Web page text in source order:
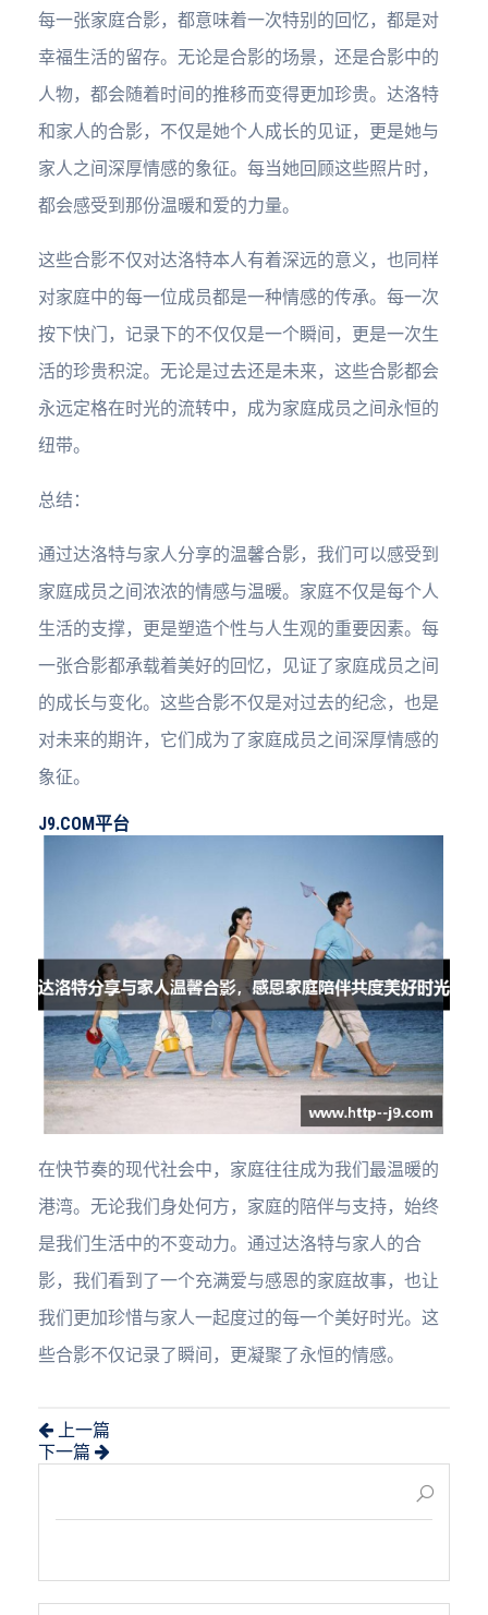
每一张家庭合影，都意味着一次特别的回忆，都是对
幸福生活的留存。无论是合影的场景，还是合影中的
人物，都会随着时间的推移而变得更加珍贵。达洛特
和家人的合影，不仅是她个人成长的见证，更是她与
家人之间深厚情感的象征。每当她回顾这些照片时，
都会感受到那份温暖和爱的力量。
这些合影不仅对达洛特本人有着深远的意义，也同样
对家庭中的每一位成员都是一种情感的传承。每一次
按下快门，记录下的不仅仅是一个瞬间，更是一次生
活的珍贵积淀。无论是过去还是未来，这些合影都会
永远定格在时光的流转中，成为家庭成员之间永恒的
纽带。
总结：
通过达洛特与家人分享的温馨合影，我们可以感受到
家庭成员之间浓浓的情感与温暖。家庭不仅是每个人
生活的支撑，更是塑造个性与人生观的重要因素。每
一张合影都承载着美好的回忆，见证了家庭成员之间
的成长与变化。这些合影不仅是对过去的纪念，也是
对未来的期许，它们成为了家庭成员之间深厚情感的
象征。
J9.COM平台
在快节奏的现代社会中，家庭往往成为我们最温暖的
港湾。无论我们身处何方，家庭的陪伴与支持，始终
是我们生活中的不变动力。通过达洛特与家人的合
影，我们看到了一个充满爱与感恩的家庭故事，也让
我们更加珍惜与家人一起度过的每一个美好时光。这
些合影不仅记录了瞬间，更凝聚了永恒的情感。
上一篇
下一篇